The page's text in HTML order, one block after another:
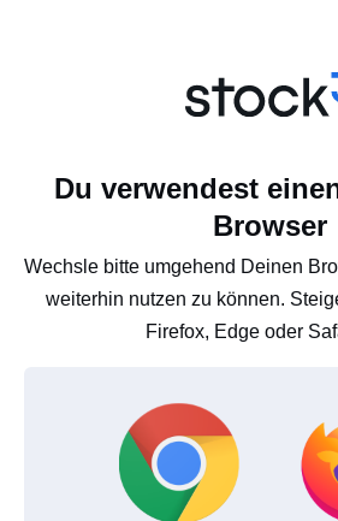
Du verwendest
Browser
Wechsle bitte umgehend Deinen
weiterhin nutzen zu können.
Firefox, Edge oder